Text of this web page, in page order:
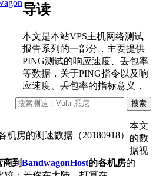
导读
本文是本站VPS主机网络测试
报告系列的一部分，主要提供
PING测试的响应速度、丢包率
等数据，关于PING指令以及响
应速度、丢包率的指标意义，
本文
的数
据视
到BandwagonHost的各机房的